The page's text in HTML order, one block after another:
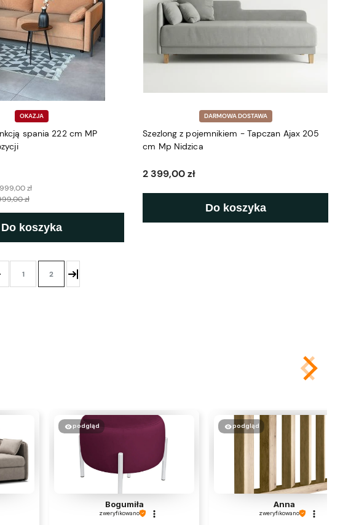
OKAZJA
spania 222 cm MP
zł
zł
Do koszyka
DARMOWA DOSTAWA
Szezlong z pojemnikiem - Tapczan Ajax 205
cm Mp Nidzica
2 399,00 zł
Do koszyka
1 2
podgląd
Bogumiła
zweryfikowano
podgląd
Anna
zweryfikowano